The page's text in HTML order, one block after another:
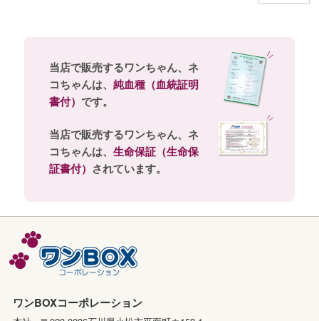
当店で販売するワンちゃん、ネ
コちゃんは、純血種（血統証明
書付）です。
当店で販売するワンちゃん、ネ
コちゃんは、生命保証（生命保
証書付） されています。
ワンBOXコーポレーション